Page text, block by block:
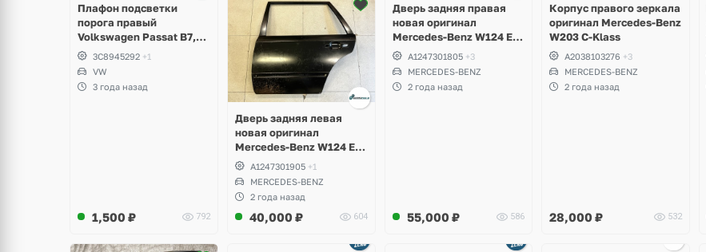
Плафон подсветки
порога правый
Volkswagen Passat B7,
CC, Scirocco, Beetle,
Jetta
3C8945292 +1
VW
3 года назад
1,500 ₽ 792
Дверь задняя левая
новая оригинал
Mercedes-Benz W124 E-
Klass универсал
A1247301905 +1
MERCEDES-BENZ
2 года назад
40,000 ₽ 604
Дверь задняя правая
новая оригинал
Mercedes-Benz W124 E-
Klass седан
A1247301805 +3
MERCEDES-BENZ
2 года назад
55,000 ₽ 586
Корпус правого зеркала
оригинал Mercedes-Benz
W203 C-Klass
A2038103276 +3
MERCEDES-BENZ
2 года назад
28,000 ₽ 532